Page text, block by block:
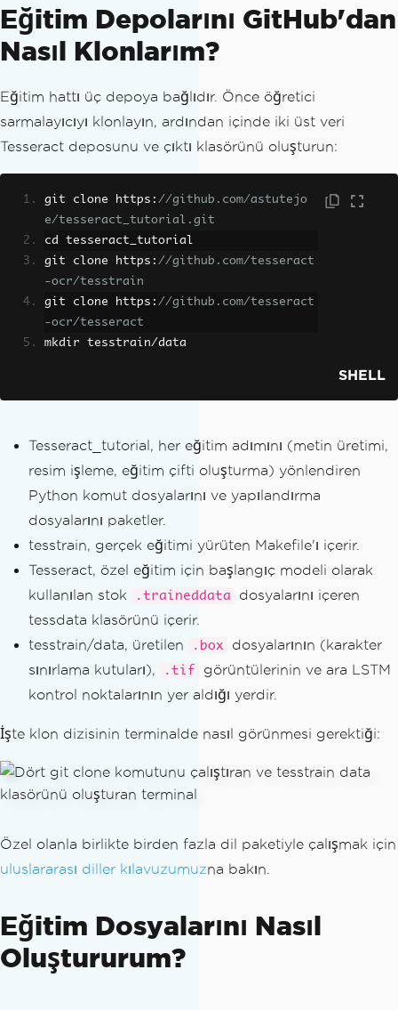
Eğitim Depolarını GitHub'dan
Nasıl Klonlarım?
Eğitim hattı üç depoya bağlıdır. Önce öğretici
sarmalayıcıyı klonlayın, ardından içinde iki üst veri
Tesseract deposunu ve çıktı klasörünü oluşturun:
git clone https : //github.com/astutejo
e/tesseract_tutorial.git
cd tesseract_tutorial
git clone https : //github.com/tesseract
-ocr/tesstrain
git clone https : //github.com/tesseract
-ocr/tesseract
mkdir tesstrain/data
SHELL
Tesseract_tutorial, her eğitim adımını (metin üretimi,
resim işleme, eğitim çifti oluşturma) yönlendiren
Python komut dosyalarını ve yapılandırma
dosyalarını paketler.
tesstrain, gerçek eğitimi yürüten Makefile'ı içerir.
Tesseract, özel eğitim için başlangıç modeli olarak
kullanılan stok
.traineddata
dosyalarını içeren
tessdata klasörünü içerir.
tesstrain/data, üretilen
.box
dosyalarının (karakter
sınırlama kutuları),
.tif
görüntülerinin ve ara LSTM
kontrol noktalarının yer aldığı yerdir.
İşte klon dizisinin terminalde nasıl görünmesi gerektiği:
Özel olanla birlikte birden fazla dil paketiyle çalışmak için
uluslararası diller kılavuzumuzna bakın.
Eğitim Dosyalarını Nasıl
Oluştururum?